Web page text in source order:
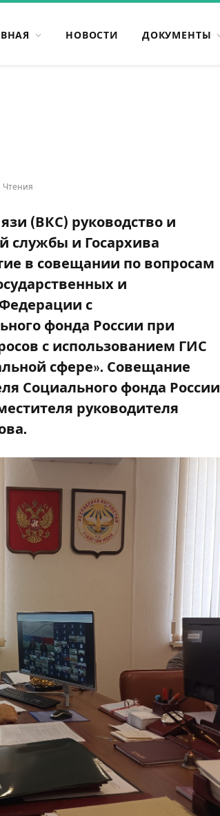
НОВОСТИ ДОКУМЕНТЫ
Чтения
(ВКС) руководство и
службы и Госархива
в совещании по вопросам
и
с
фонда России при
с использованием ГИС
сфере». Совещание
Социального фонда России
руководителя